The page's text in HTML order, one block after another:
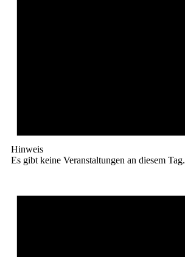
Hinweis
Es gibt keine Veranstaltungen an diesem Tag.